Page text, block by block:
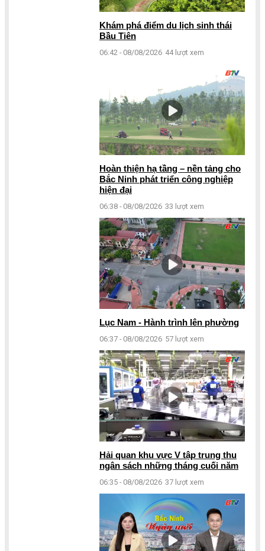
Khám phá điểm du lịch sinh thái
Bầu Tiên
06:42 - 08/08/2026 44 lượt xem
Hoàn thiện hạ tầng – nền tảng cho
Bắc Ninh phát triển công nghiệp
hiện đại
06:38 - 08/08/2026 33 lượt xem
Lục Nam - Hành trình lên phường
06:37 - 08/08/2026 57 lượt xem
Hải quan khu vực V tập trung thu
ngân sách những tháng cuối năm
06:35 - 08/08/2026 37 lượt xem